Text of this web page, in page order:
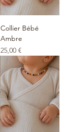
Collier Bébé
Ambre
Prix
25,00 €